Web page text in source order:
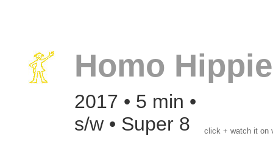
Homo Hippie
2017 • 5 min •
s/w • Super 8
click + watch it on